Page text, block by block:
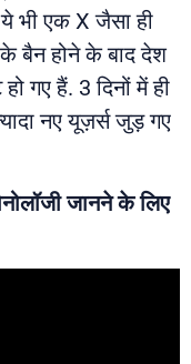
भी एक X जैसा ही
के बैन होने के बाद देश
गए हैं. 3 दिनों में ही
नए यूज़र्स जुड़ गए
जानने के लिए